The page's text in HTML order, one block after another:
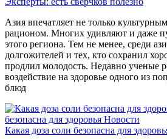
Азия впечатляет не только
рационом. Многих удивляют и даже
этого региона. Тем не менее, среди
долгожителей и тех, кто сохранил
продлил молодость. Недавно ученые
воздействие на здоровье одного из
блюд
безопасна для здоровья Новости
Какая доза соли безопасна для